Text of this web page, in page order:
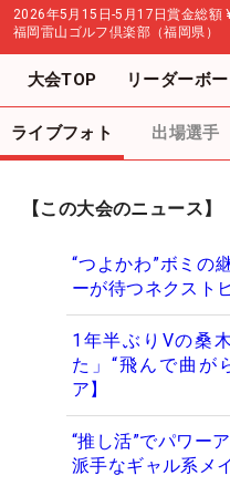
2026年5月15日-5月17日賞金総額
福岡雷山ゴルフ倶楽部（福岡県）
大会TOP リーダーボ
ライブフォト 出場選手
【この大会のニュース】
“つよかわ”ボミ
ーが待つネクスト
1年半ぶりVの桑
た」“飛んで曲が
ア】
“推し活”でパワー
派手なギャル系メ